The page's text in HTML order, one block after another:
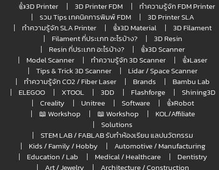
👍3D Printer 3D Printer FDM
ทำความรู้จัก FDM Printer
รวม Tips เทคนิคการพิมพ์ FDM
3D Printer SLA
ทำความรู้จัก SLA Printer
👍3D Material
3D Filament
Filament กี่ประเภท อะไรบ้าง?
3D Resin
Resin กี่ประเภท อะไรบ้าง?
👍3D Scanner
Model Scanner
ทำความรู้จัก 3D Scanner
👍Laser
Tips & Trick 3D Scanner
Lidar / Space Scanner
ทำความรู้จัก CO2 / Fiber Laser
Brands
Bambu Lab
ELEGOO
XTOOL 3DD Flashforge
Shining3D
Creality
Unitree Software
👍Robot
📖 Workshop
📖 Workshop
KOL/Affiliate
Solutions
STEM LAB / FABLAB รับทำห้องเรียน แลปนวัตกรรม
Kids / Family / Hobby
Automotive / Manufacturing
Education / Lab
Medical / Healthcare
Dentistry
Art / Jewelry
Architecture / Construction